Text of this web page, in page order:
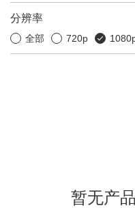
分辨率
全部 720p
暂无产